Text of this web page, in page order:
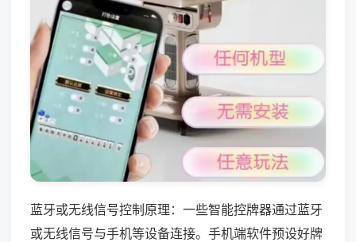
蓝牙或无线信号控制原理：一些智能控牌器通过蓝牙
或无线信号与手机等设备连接。手机端软件预设好牌